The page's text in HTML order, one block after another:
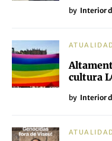
by Interior
cultura
by Interior